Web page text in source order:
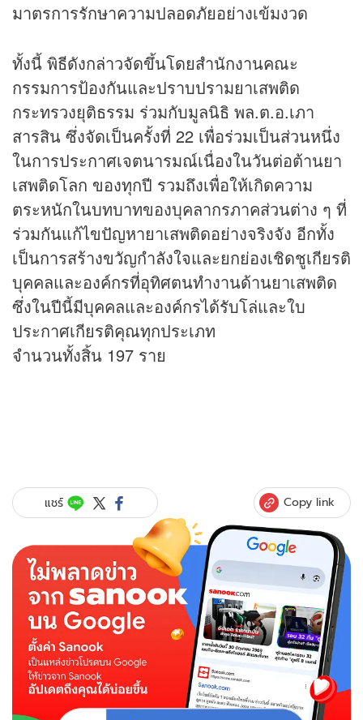
มาตรการรักษาความปลอดภัยอย่างเข้มงวด
ทั้งนี้ พิธีดังกล่าวจัดขึ้นโดยสำนักงานคณะ
กรรมการป้องกันและปราบปรามยาเสพติด
กระทรวงยุติธรรม ร่วมกับมูลนิธิ พล.ต.อ.เภา
สารสิน ซึ่งจัดเป็นครั้งที่ 22 เพื่อร่วมเป็นส่วนหนึ่ง
ในการประกาศเจตนารมณ์เนื่องในวันต่อต้านยา
เสพติดโลก ของทุกปี รวมถึงเพื่อให้เกิดความ
ตระหนักในบทบาทของบุคลากรภาคส่วนต่าง ๆ ที่
ร่วมกันแก้ไขปัญหายาเสพติดอย่างจริงจัง อีกทั้ง
เป็นการสร้างขวัญกำลังใจและยกย่องเชิดชูเกียรติ
บุคคลและองค์กรที่อุทิศตนทำงานด้านยาเสพติด
ซึ่งในปีนี้มีบุคคลและองค์กรได้รับโล่และใบ
ประกาศเกียรติคุณทุกประเภท
จำนวนทั้งสิ้น 197 ราย
แชร์ Copy link